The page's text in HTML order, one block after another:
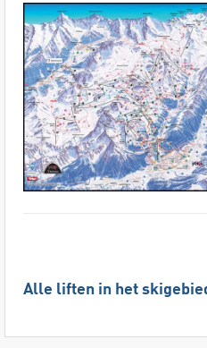
Alle liften in het